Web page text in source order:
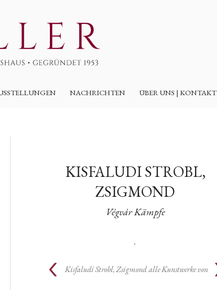
NACHRICHTEN ÜBER UNS | KONTAKT
KISFALUDI STROBL,
ZSIGMOND
Végvár Kämpfe
.
Kisfaludi Strobl, Zsigmond alle Kunstwerke von